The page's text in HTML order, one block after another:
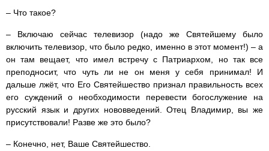
– Что такое?
– Включаю сейчас телевизор (надо же Святейшему было
включить телевизор, что было редко, именно в этот момент!) – а
он там вещает, что имел встречу с Патриархом, но так все
преподносит, что чуть ли не он меня у себя принимал! И
дальше лжёт, что Его Святейшество признал правильность всех
его суждений о необходимости перевести богослужение на
русский язык и других нововведений. Отец Владимир, вы же
присутствовали! Разве же это было?
– Конечно, нет, Ваше Святейшество.